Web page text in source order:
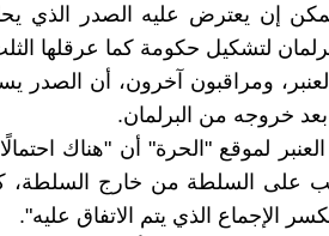
يمكن إن يعترض عليه الصدر الذي
لتشكيل حكومة كما عرقلها
ومراقبون آخرون، أن الصدر
بعد خروجه من البرلمان.
لموقع "الحرة" أن "هناك
على السلطة من خارج السلطة،
الإجماع الذي يتم الاتفاق عليه".